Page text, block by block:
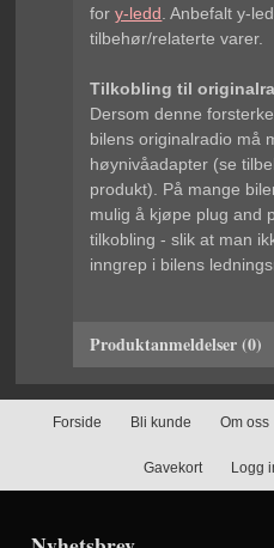
fory-ledd . Anbefalt y-
tilbehør/relaterte varer.
Tilkobling til
Dersom denne
bilens originalradio må
høynivåadapter (se
produkt). På mange
mulig å kjøpe plug and
tilkobling - slik at man
inngrep i bilens
Produktanmeldelser (0)
Forside Bli kunde Om oss
Gavekort Logg